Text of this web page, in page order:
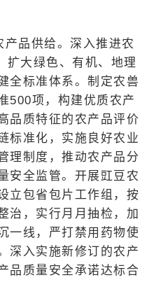
品供给。深入推进农
扩大绿色、有机、地理
全标准体系。制定农兽
500项，构建优质农产
品质特征的农产品评价
标准化，实施良好农业
理制度，推动农产品分
安全监管。开展豇豆农
立包省包片工作组，按
治，实行月月抽检，加
一线，严打禁用药物使
深入实施新修订的农产
品质量安全承诺达标合